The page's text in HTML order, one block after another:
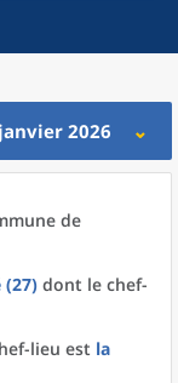
2026
de
(27) dont le chef-
lieu est la